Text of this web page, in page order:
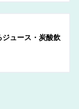
ュース・炭酸飲